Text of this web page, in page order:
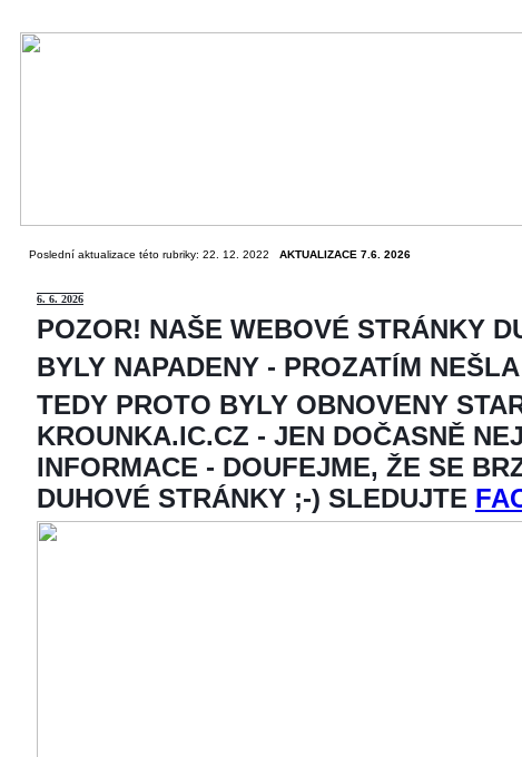
Poslední aktualizace této rubriky: 22. 12. 2022 AKTUALIZACE 7.6. 2026
6. 6. 2026
POZOR! NAŠE WEBOVÉ STRÁNKY
BYLY NAPADENY - PROZATÍM
TEDY PROTO BYLY OBNOVENY
KROUNKA.IC.CZ - JEN DOČASNĚ
INFORMACE - DOUFEJME, ŽE SE
DUHOVÉ STRÁNKY ;-) SLEDUJTE